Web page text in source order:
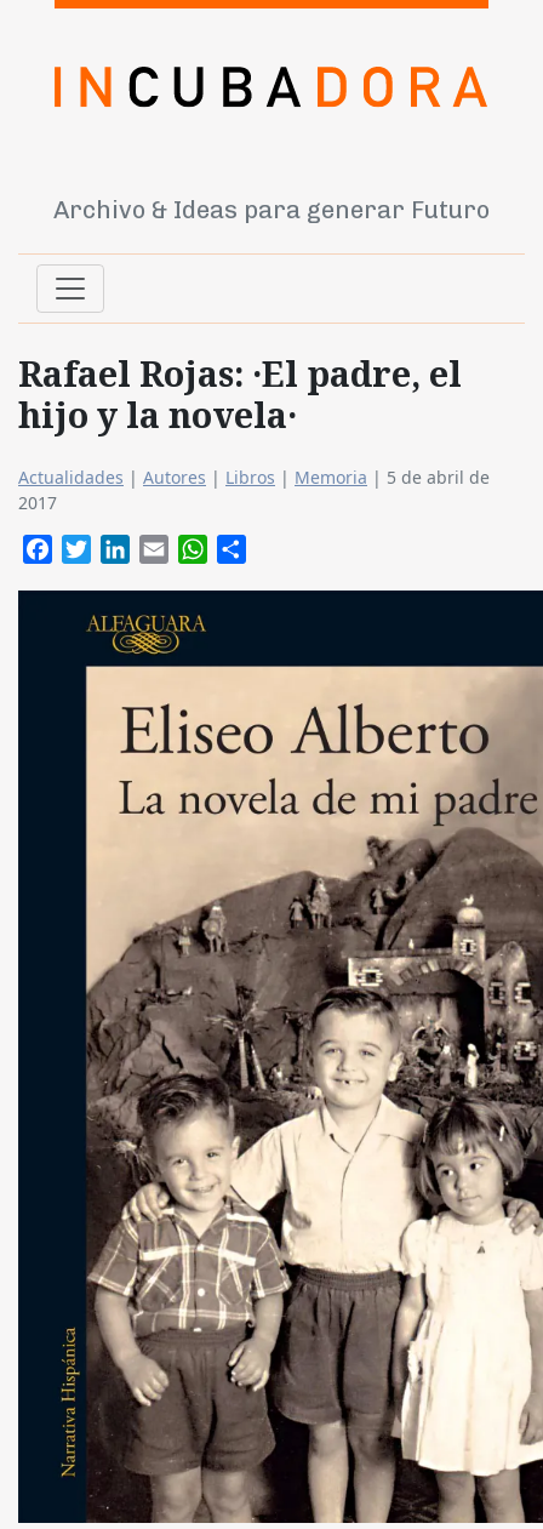
Archivo & Ideas para generar Futuro
Rafael Rojas: ·El padre, el
hijo y la novela·
Actualidades | Autores | Libros | Memoria | 5 de abril de
2017
FacebookTwitterLinkedIn
Email WhatsApp